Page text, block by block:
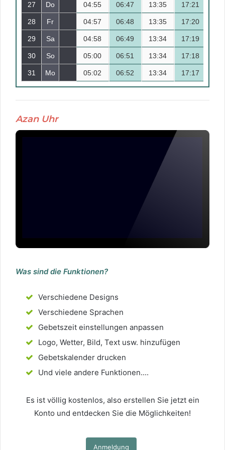
27 Do 14
28 Fr 15
29 Sa 16
30 So 17
31 Mo 18
04:55 06:47 13:35 17:21
04:57 06:48 13:35 17:20
04:58 06:49 13:34 17:19
05:00 06:51 13:34 17:18
05:02 06:52 13:34 17:17
Azan Uhr
Was sind die Funktionen?
Verschiedene Designs
Verschiedene Sprachen
Gebetszeit einstellungen anpassen
Logo, Wetter, Bild, Text usw. hinzufügen
Gebetskalender drucken
Und viele andere Funktionen....
Es ist völlig kostenlos, also erstellen Sie jetzt ein
Konto und entdecken Sie die Möglichkeiten!
Anmeldung